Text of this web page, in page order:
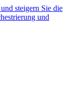
steigern Sie die
und